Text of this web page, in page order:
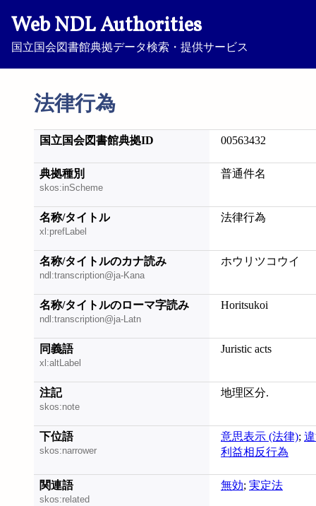
Web NDL Authorities
国立国会図書館典拠データ検索・提供サービス
法律行為
国立国会図書館典拠ID 00563432
典拠種別
skos:inScheme
普通件名
名称/タイトル
xl:prefLabel
法律行為
名称/タイトルのカナ読み
ndl:transcription@ja-Kana
ホウリツコウイ
名称/タイトルのローマ字読み
ndl:transcription@ja-Latn
Horitsukoi
同義語
xl:altLabel
Juristic acts
注記
skos:note
地理区分.
下位語
skos:narrower
意思表示 (法律);
利益相反行為
関連語
skos:related
無効; 実定法